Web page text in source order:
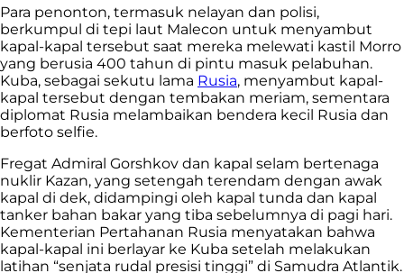
Para penonton, termasuk nelayan dan polisi,
berkumpul di tepi laut Malecon untuk menyambut
kapal-kapal tersebut saat mereka melewati kastil Morro
yang berusia 400 tahun di pintu masuk pelabuhan.
Kuba, sebagai sekutu lama Rusia, menyambut kapal-
kapal tersebut dengan tembakan meriam, sementara
diplomat Rusia melambaikan bendera kecil Rusia dan
berfoto selfie.
Fregat Admiral Gorshkov dan kapal selam bertenaga
nuklir Kazan, yang setengah terendam dengan awak
kapal di dek, didampingi oleh kapal tunda dan kapal
tanker bahan bakar yang tiba sebelumnya di pagi hari.
Kementerian Pertahanan Rusia menyatakan bahwa
kapal-kapal ini berlayar ke Kuba setelah melakukan
latihan “senjata rudal presisi tinggi” di Samudra Atlantik.